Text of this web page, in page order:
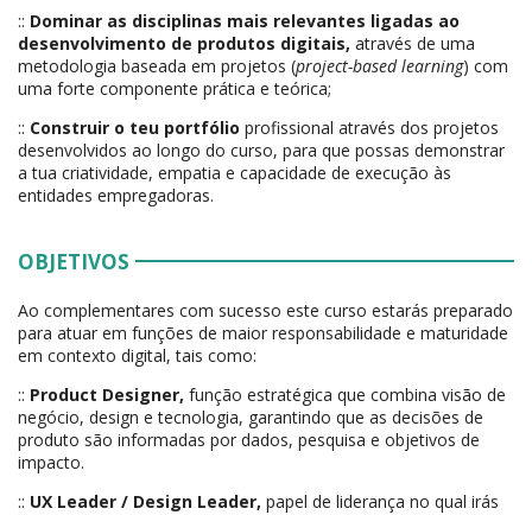
:: Dominar as disciplinas mais relevantes ligadas ao
desenvolvimento de produtos digitais, através de uma
metodologia baseada em projetos (project-based learning) com
uma forte componente prática e teórica;
:: Construir o teu portfólio profissional através dos projetos
desenvolvidos ao longo do curso, para que possas demonstrar
a tua criatividade, empatia e capacidade de execução às
entidades empregadoras.
OBJETIVOS
Ao complementares com sucesso este curso estarás preparado
para atuar em funções de maior responsabilidade e maturidade
em contexto digital, tais como:
:: Product Designer, função estratégica que combina visão de
negócio, design e tecnologia, garantindo que as decisões de
produto são informadas por dados, pesquisa e objetivos de
impacto.
:: UX Leader / Design Leader, papel de liderança no qual irás